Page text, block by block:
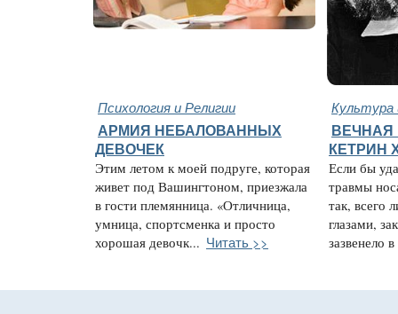
Психология и Религии Культура
АРМИЯ НЕБАЛОВАННЫХ
ДЕВОЧЕК
Этим летом к моей подруге, которая
живет под Вашингтоном, приезжала
в гости племянница. «Отличница,
умница, спортсменка и просто
хорошая девочк... Читать >>
ВЕЧНАЯ
КЕТРИН
Если бы
травмы
так, всего
глазами,
зазвенело